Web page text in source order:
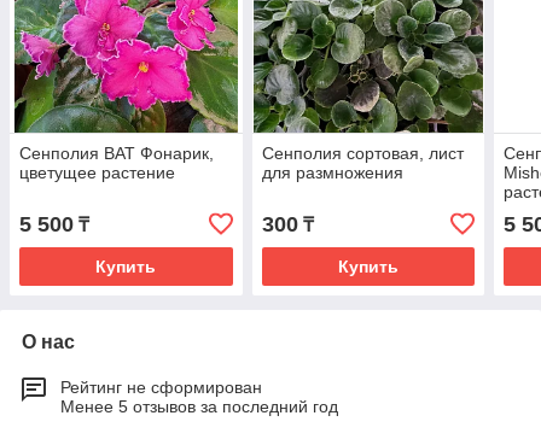
Сенполия ВАТ Фонарик,
цветущее растение
5 500 ₸
Купить
Сенполия сортовая, лист
для размножения
300₸
Купить
5
О нас
Рейтинг не сформирован
Менее 5 отзывов за последний год